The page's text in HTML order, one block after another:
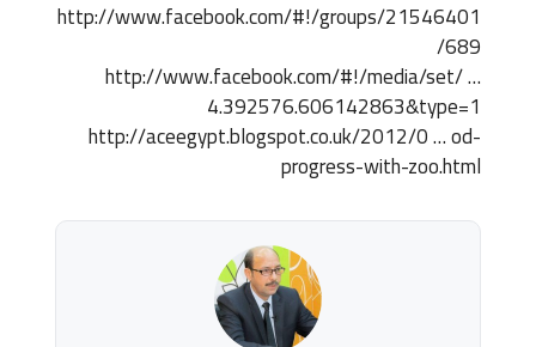
http://www.facebook.com/#!/groups/21546401
689/
http://www.facebook.com/#!/media/set/ …
4.392576.606142863&type=1
http://aceegypt.blogspot.co.uk/2012/0 … od-
progress-with-zoo.html